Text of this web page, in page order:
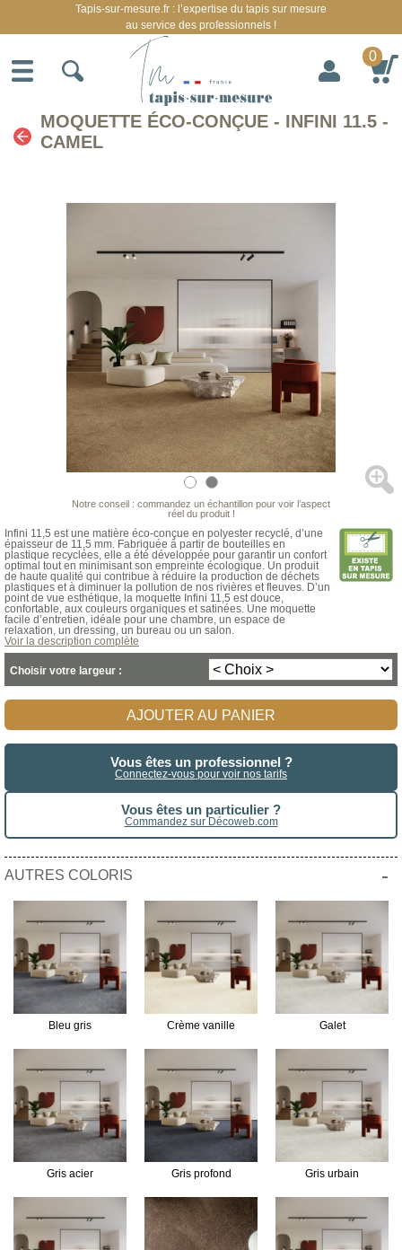
MOQUETTE ÉCO-CONÇUE - INFINI 11.5 -
CAMEL
Notre conseil : commandez un échantillon pour voir l’aspect
réel du produit !
Infini 11,5 est une matière éco-conçue en polyester recyclé, d’une
épaisseur de 11,5 mm. Fabriquée à partir de bouteilles en
plastique recyclées, elle a été développée pour garantir un confort
optimal tout en minimisant son empreinte écologique. Un produit
de haute qualité qui contribue à réduire la production de déchets
plastiques et à diminuer la pollution de nos rivières et fleuves. D’un
point de vue esthétique, la moquette Infini 11,5 est douce,
confortable, aux couleurs organiques et satinées. Une moquette
facile d’entretien, idéale pour une chambre, un espace de
relaxation, un dressing, un bureau ou un salon.
Voir la description complète
Choisir votre largeur :
AJOUTER AU PANIER
Vous êtes un professionnel ?
Connectez-vous pour voir nos tarifs
Vous êtes un particulier ?
Commandez sur Décoweb.com
AUTRES COLORIS -
Bleu gris Crème vanille Galet
Gris acier Gris profond Gris urbain
Tapis-sur-mesure.fr : l’expertise du tapis sur mesure
au service des professionnels !
0